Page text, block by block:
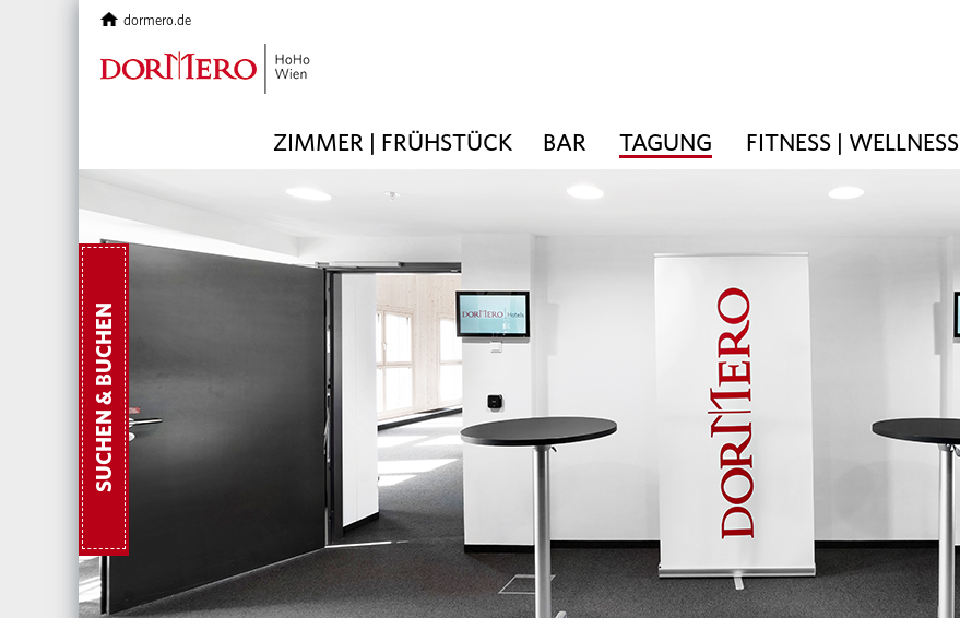
ZIMMER | FRÜHSTÜCK BAR TAGUNG FITNESS | WELLNESS
dormero.de
SUCHEN & BUCHEN